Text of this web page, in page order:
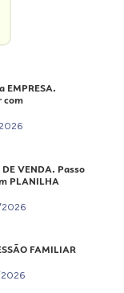
EMPRESA.
com
VENDA. Passo
PLANILHA
FAMILIAR